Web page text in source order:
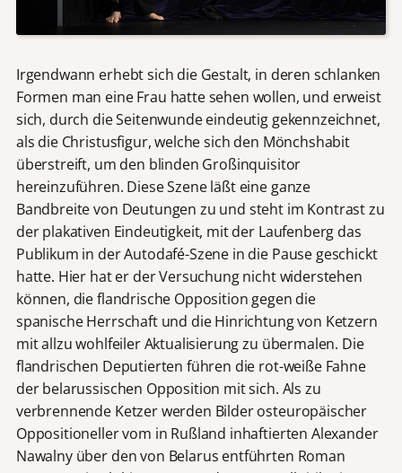
Irgendwann erhebt sich die Gestalt, in deren schlanken
Formen man eine Frau hatte sehen wollen, und erweist
sich, durch die Seitenwunde eindeutig gekennzeichnet,
als die Christusfigur, welche sich den Mönchshabit
überstreift, um den blinden Großinquisitor
hereinzuführen. Diese Szene läßt eine ganze
Bandbreite von Deutungen zu und steht im Kontrast zu
der plakativen Eindeutigkeit, mit der Laufenberg das
Publikum in der Autodafé-Szene in die Pause geschickt
hatte. Hier hat er der Versuchung nicht widerstehen
können, die flandrische Opposition gegen die
spanische Herrschaft und die Hinrichtung von Ketzern
mit allzu wohlfeiler Aktualisierung zu übermalen. Die
flandrischen Deputierten führen die rot-weiße Fahne
der belarussischen Opposition mit sich. Als zu
verbrennende Ketzer werden Bilder osteuropäischer
Oppositioneller vom in Rußland inhaftierten Alexander
Nawalny über den von Belarus entführten Roman